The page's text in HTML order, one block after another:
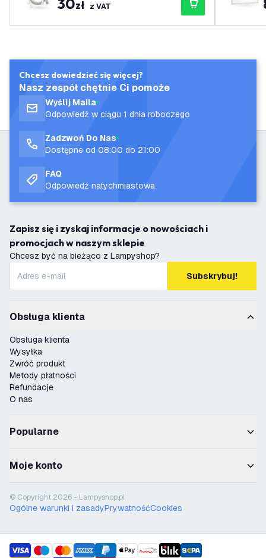
30zł z VAT
Chcesz dowiedzieć się więcej?
Nasz zespół chętnie Ci pomoże
Wyślij Maila
Odpowiedź w ciągu 1 dnia roboczego
Zadzwoń Do Nas
Dostępne od 08:00 do 21:00
FAQ
Odpowiedź natychmiastowa
Zapisz się i zyskaj informacje o nowościach i
promocjach w naszym sklepie
Chcesz być na bieżąco z Lampyshop?
Subskrybuj!
Obsługa klienta
Obsługa klienta
Wysyłka
Zwróć produkt
Metody płatności
Refundacje
O nas
Popularne
Moje konto
© Copyright 2026 - Lampyshop.pl
Ogólne warunki i zasadyPrywatnośćCookies